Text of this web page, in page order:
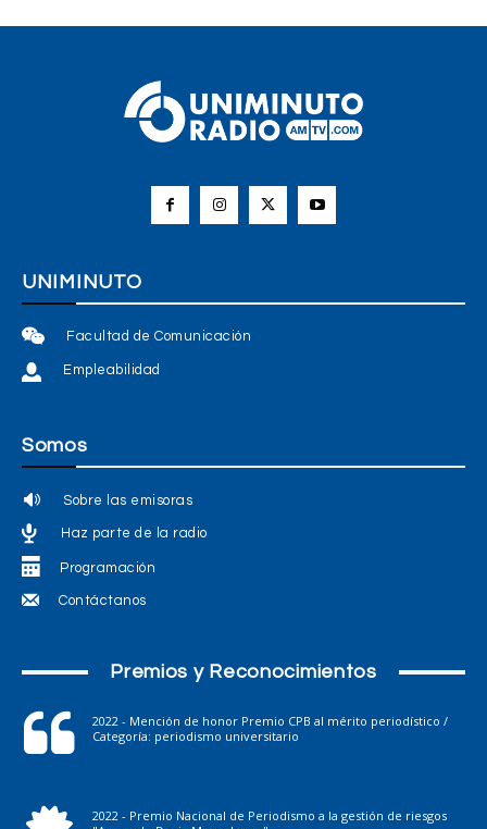
UNIMINUTO
Facultad de Comunicación
Empleabilidad
Somos
Sobre las emisoras
Haz parte de la radio
Programación
Contáctanos
Premios y Reconocimientos
2022 - Mención de honor Premio CPB al mérito periodístico /
Categoría: periodismo universitario
2022 - Premio Nacional de Periodismo a la gestión de riesgos